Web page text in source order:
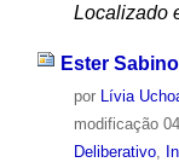
Localizado
Ester
por Lívia
modificação
Deliberativo,